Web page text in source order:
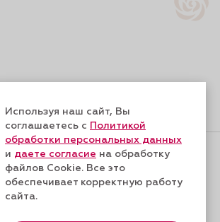
Форма обратной связи
Используя наш сайт, Вы
соглашаетесь с Политикой
обработки персональных данных
и даете согласие на обработку
файлов Cookie. Все это
обеспечивает корректную работу
сайта.